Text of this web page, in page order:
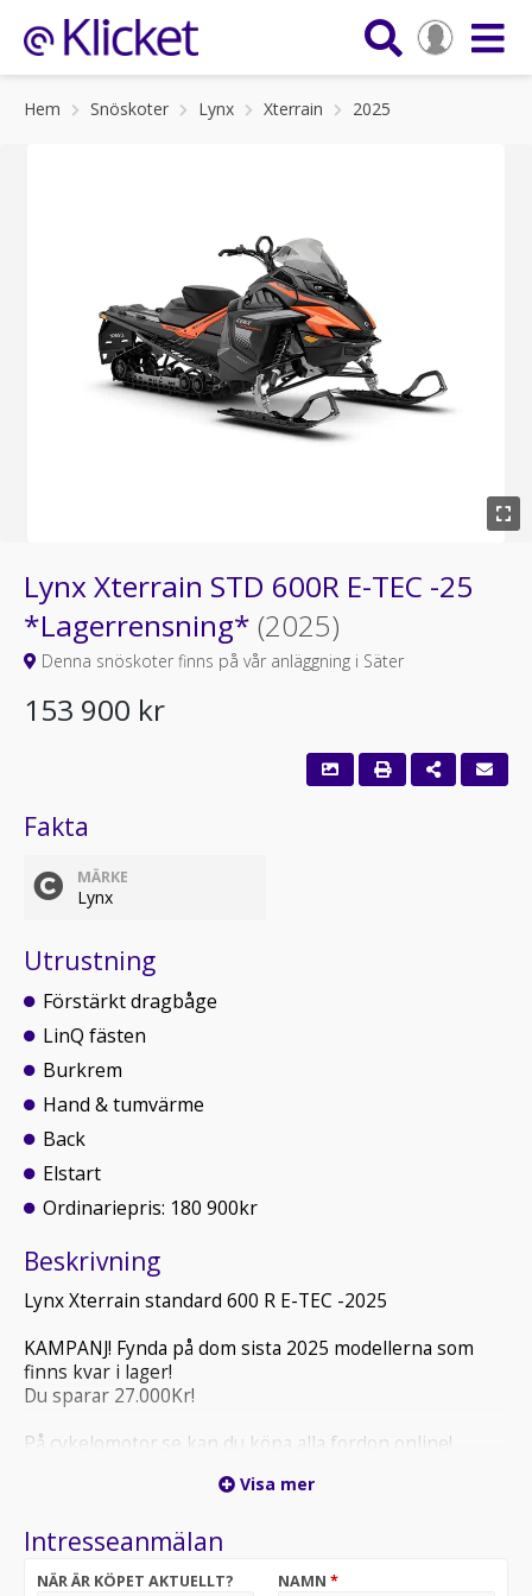
Hem Snöskoter Lynx Xterrain 2025
Lynx Xterrain STD 600R E-TEC -25
*Lagerrensning* (2025)
Denna snöskoter finns på vår anläggning i Säter
153 900 kr
Fakta
MÄRKE
Lynx
Utrustning
Förstärkt dragbåge
LinQ fästen
Burkrem
Hand & tumvärme
Back
Elstart
Ordinariepris: 180 900kr
Beskrivning
Lynx Xterrain standard 600 R E-TEC -2025
KAMPANJ! Fynda på dom sista 2025 modellerna som
finns kvar i lager!
Du sparar 27.000Kr!
På cykelomotor.se kan du köpa alla fordon online!
Lynx Xterrain är en crossover-snöskoter som är
uppstår vid tuffa arktiska förhållanden. Xterrain
motståndskraft och kompromisslösa
Visa mer
Intresseanmälan
NÄR ÄR KÖPET AKTUELLT? NAMN *